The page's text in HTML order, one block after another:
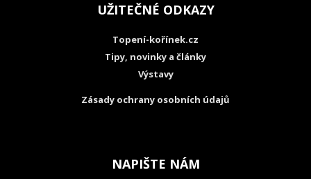
UŽITEČNÉ ODKAZY
Topení-kořínek.cz
Tipy, novinky a články
Výstavy
Zásady ochrany osobních údajů
NAPIŠTE NÁM